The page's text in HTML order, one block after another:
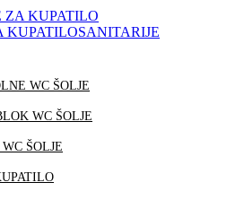
ZA KUPATILO
SANITARIJE
WC ŠOLJE
WC ŠOLJE
ŠOLJE